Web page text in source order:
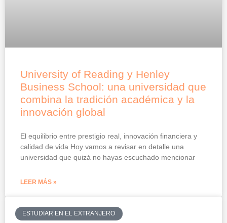
University of Reading y Henley
Business School: una universidad que
combina la tradición académica y la
innovación global
El equilibrio entre prestigio real, innovación financiera y
calidad de vida Hoy vamos a revisar en detalle una
universidad que quizá no hayas escuchado mencionar
LEER MÁS »
ESTUDIAR EN EL EXTRANJERO